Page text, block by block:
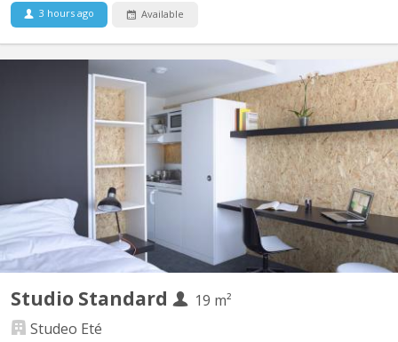
3 hours ago Available
Studio Standard
19 m²
Studeo Eté
BK 10267
We offer quality studios for students in a standing residence
ideally located near the University (ULB and VUB) Standard
studios are located on the ground floor, street side. As from
875€ including charges.